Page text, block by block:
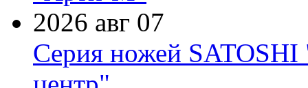
2026 авг 07
Серия ножей